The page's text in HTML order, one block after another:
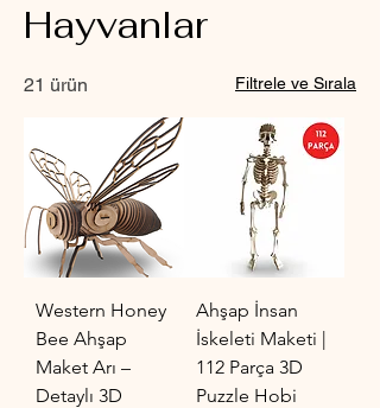
Hayvanlar
21 ürün Filtrele ve Sırala
Western Honey
Bee Ahşap
Maket Arı –
Detaylı 3D
Ahşap İnsan
İskeleti Maketi |
112 Parça 3D
Puzzle Hobi